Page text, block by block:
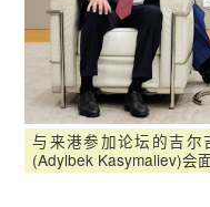
与来港参加论坛的吉尔
(Adylbek Kasymaliev)会面